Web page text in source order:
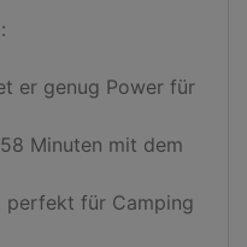
er genug Power für
Minuten mit dem
perfekt für Camping